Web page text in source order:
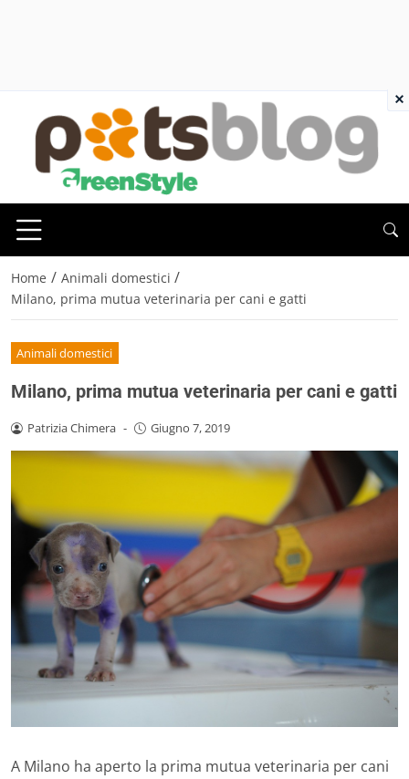
Home / Animali domestici /
Milano, prima mutua veterinaria per cani e gatti
Animali domestici
Milano, prima mutua veterinaria per cani e gatti
Patrizia Chimera - Giugno 7, 2019
A Milano ha aperto la prima mutua veterinaria per cani
×